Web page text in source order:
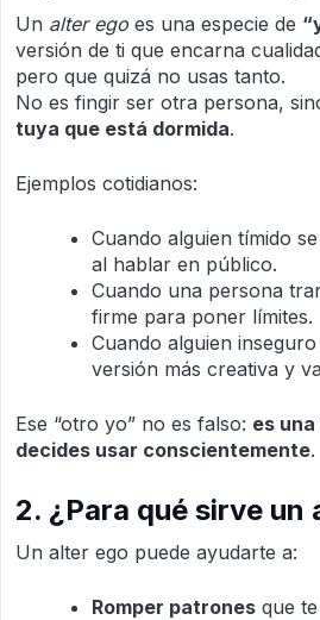
Un alter ego es una especie de
versión de ti que encarna
pero que quizá no usas tanto.
No es fingir ser otra persona,
tuya que está dormida.
Ejemplos cotidianos:
Cuando alguien tímido
al hablar en público.
Cuando una persona
firme para poner límites.
Cuando alguien
versión más creativa y
Ese “otro yo” no es falso: es
decides usar conscientemente.
2. ¿Para qué sirve un
Un alter ego puede ayudarte a:
Romper patrones que